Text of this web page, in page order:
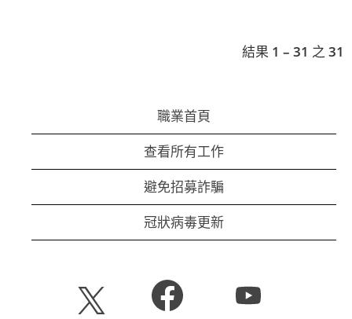
結果 1 – 31 之 31
職業首頁
查看所有工作
避免招募詐騙
冠狀病毒更新
在
新
在
新
的
新
的